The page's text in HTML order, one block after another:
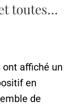
toutes…
ont affiché un
en
de